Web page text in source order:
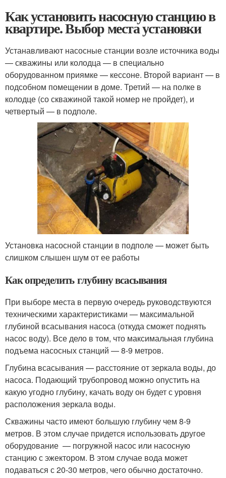
Как установить насосную станцию в
квартире. Выбор места установки
Устанавливают насосные станции возле источника воды
— скважины или колодца — в специально
оборудованном приямке — кессоне. Второй вариант — в
подсобном помещении в доме. Третий — на полке в
колодце (со скважиной такой номер не пройдет), и
четвертый — в подполе.
Установка насосной станции в подполе — может быть
слишком слышен шум от ее работы
Как определить глубину всасывания
При выборе места в первую очередь руководствуются
техническими характеристиками — максимальной
глубиной всасывания насоса (откуда сможет поднять
насос воду). Все дело в том, что максимальная глубина
подъема насосных станций — 8-9 метров.
Глубина всасывания — расстояние от зеркала воды, до
насоса. Подающий трубопровод можно опустить на
какую угодно глубину, качать воду он будет с уровня
расположения зеркала воды.
Скважины часто имеют большую глубину чем 8-9
метров. В этом случае придется использовать другое
оборудование — погружной насос или насосную
станцию с эжектором. В этом случае вода может
подаваться с 20-30 метров, чего обычно достаточно.